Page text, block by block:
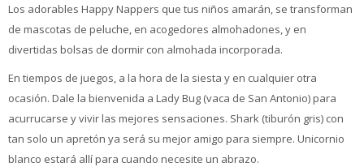
Los adorables Happy Nappers que tus niños amarán, se transforman
de mascotas de peluche, en acogedores almohadones, y en
divertidas bolsas de dormir con almohada incorporada.
En tiempos de juegos, a la hora de la siesta y en cualquier otra
ocasión. Dale la bienvenida a Lady Bug (vaca de San Antonio) para
acurrucarse y vivir las mejores sensaciones. Shark (tiburón gris) con
tan solo un apretón ya será su mejor amigo para siempre. Unicornio
blanco estará allí para cuando necesite un abrazo.